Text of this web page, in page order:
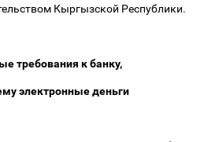
Кыргызской Республики.
требования к банку,
электронные деньги